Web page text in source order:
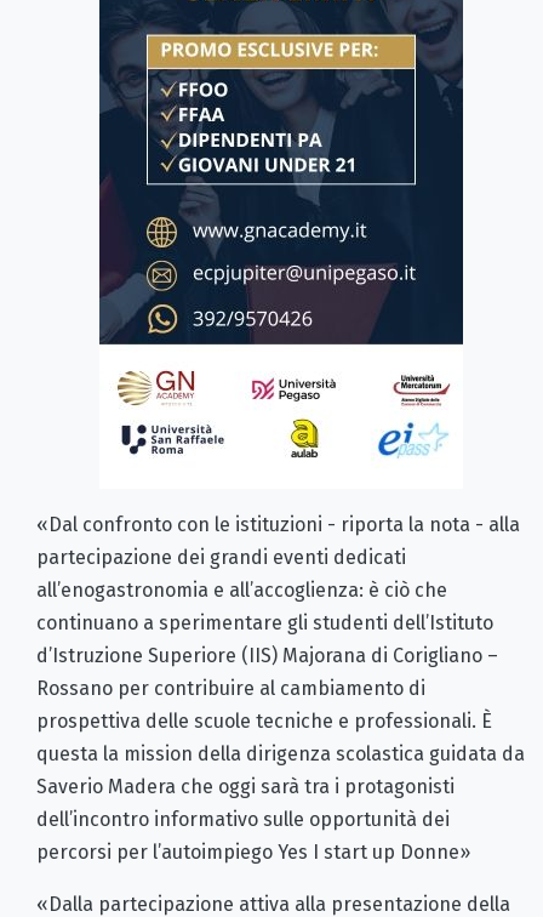
«Dal confronto con le istituzioni - riporta la nota - alla
partecipazione dei grandi eventi dedicati
all’enogastronomia e all’accoglienza: è ciò che
continuano a sperimentare gli studenti dell’Istituto
d’Istruzione Superiore (IIS) Majorana di Corigliano –
Rossano per contribuire al cambiamento di
prospettiva delle scuole tecniche e professionali. È
questa la mission della dirigenza scolastica guidata da
Saverio Madera che oggi sarà tra i protagonisti
dell’incontro informativo sulle opportunità dei
percorsi per l’autoimpiego Yes I start up Donne»
«Dalla partecipazione attiva alla presentazione della